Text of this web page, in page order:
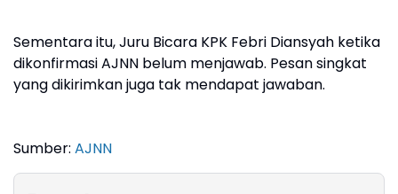
Sementara itu, Juru Bicara KPK Febri Diansyah ketika
dikonfirmasi AJNN belum menjawab. Pesan singkat
yang dikirimkan juga tak mendapat jawaban.
Sumber: AJNN